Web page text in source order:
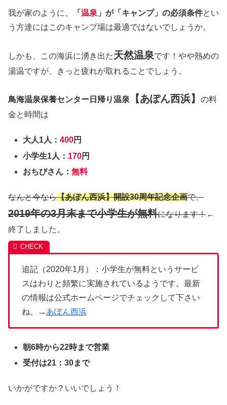
我が家のように、 「 温泉 」が「キャンプ」の必須条件とい
う方達にはこのキャンプ場は最適ではないでしょうか。
しかも、この海浜に湧き出た天然温泉です！やや熱めの
湯温ですが、きっと疲れが取れることでしょう。
鳥海温泉保養センター日帰り温泉 【あぽん西浜】
の料
金と時間は
大人1人：400円
小学生1人： 170円
おちびさん：無料
なんと今なら【あぽん西浜】開設30周年記念企画で、
2019年の3月末まで小学生が無料になります！←
終了しました。
追記（2020年1月）：小学生が無料というサービ
スはわりと頻繁に実施されているようです。最新
の情報は公式ホームページでチェックして下さい
ね。→ あぽん西浜
朝6時から22時まで営業
受付は21：30まで
いかがですか？いいでしょう！